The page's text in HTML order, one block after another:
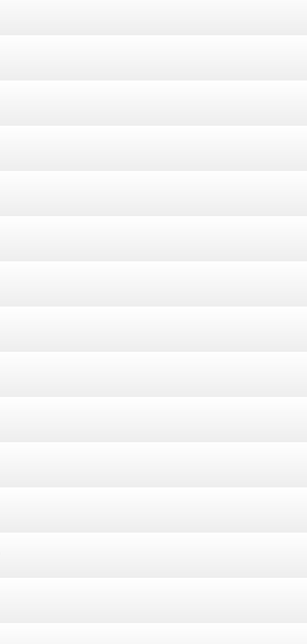
！！！
とが好きなんです笑
だきました！
も大歓迎！
うございました